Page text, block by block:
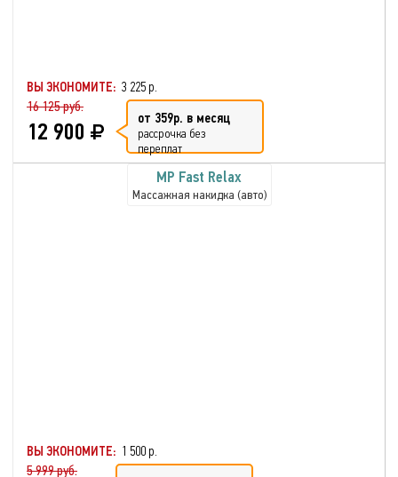
ВЫ ЭКОНОМИТЕ: 3 225 р.
16 125 руб.
12 900 от 359р. в месяц
рассрочка без
переплат
MP Fast Relax
Массажная накидка (авто)
ВЫ ЭКОНОМИТЕ: 1 500 р.
5 999 руб.